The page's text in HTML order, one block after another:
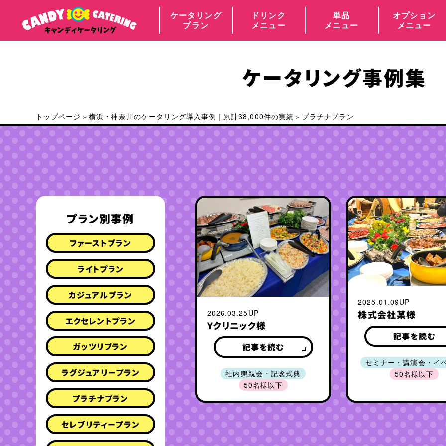
ケータリング
プラン
ドリンク
メニュー
単品
メニュー
オプション
メニュー
ケータリング事例集
トップページ »横浜・神奈川のケータリング導入事例｜累計38,000件の実績 » プラチナプラン
プラン別事例
ファーストプラン
ライトプラン
カジュアルプラン
エクセレントプラン
ガッツリプラン
ラグジュアリープラン
プラチナプラン
セレブリティープラン
2026.03.25UP
Yクリニック様
記事を読む
社内懇親会・記念式典
50名様以下
2025.01.09UP
株式会社某様
記事を読む
セミナー・講演会・イ
50名様以下